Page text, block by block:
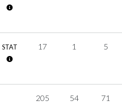
STAT 17 1 5
205 54 71